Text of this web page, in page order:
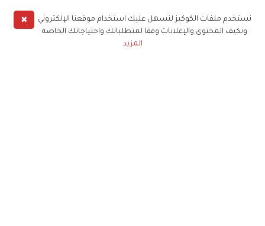
✖
نستخدم ملفات الكوكيز لنسهل عليك استخدام موقعنا الإلكتروني
ونكيف المحتوى والإعلانات وفقا لمتطلباتك واحتياجاتك الخاصة
المزيد